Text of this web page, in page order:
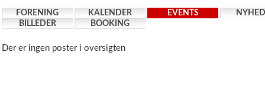
FORENING KALENDER EVENTS
BILLEDER
BOOKING
Der er ingen poster i oversigten